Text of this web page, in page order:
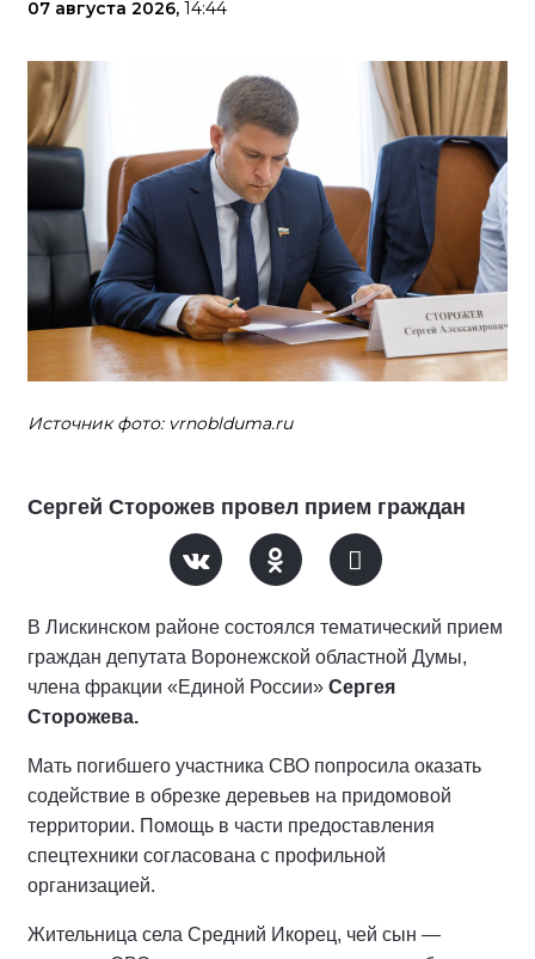
07 августа 2026, 14:44
Источник фото: vrnoblduma.ru
Сергей Сторожев провел прием граждан
В Лискинском районе состоялся тематический прием
граждан депутата Воронежской областной Думы,
члена фракции «Единой России» Сергея
Сторожева.
Мать погибшего участника СВО попросила оказать
содействие в обрезке деревьев на придомовой
территории. Помощь в части предоставления
спецтехники согласована с профильной
организацией.
Жительница села Средний Икорец, чей сын —